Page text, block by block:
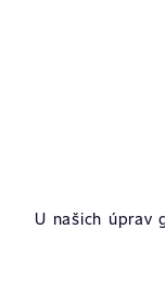
U našich úprav